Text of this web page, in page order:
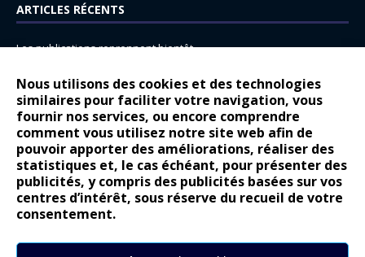
Nous utilisons des cookies et des technologies
similaires pour faciliter votre navigation, vous
fournir nos services, ou encore comprendre
comment vous utilisez notre site web afin de
pouvoir apporter des améliorations, réaliser des
statistiques et, le cas échéant, pour présenter des
publicités, y compris des publicités basées sur vos
centres d’intérêt, sous réserve du recueil de votre
consentement.
ARTICLES RÉCENTS
Les publications reprennent bientôt…
14 juillet : nouveau film de marque pour Citroën
Renault Espace : voyage, voyage…
Peugeot E-208 GTi : naissance d’une légende
COMMENTAIRES RÉCENTS
Bernard Dardartdans
Gilly